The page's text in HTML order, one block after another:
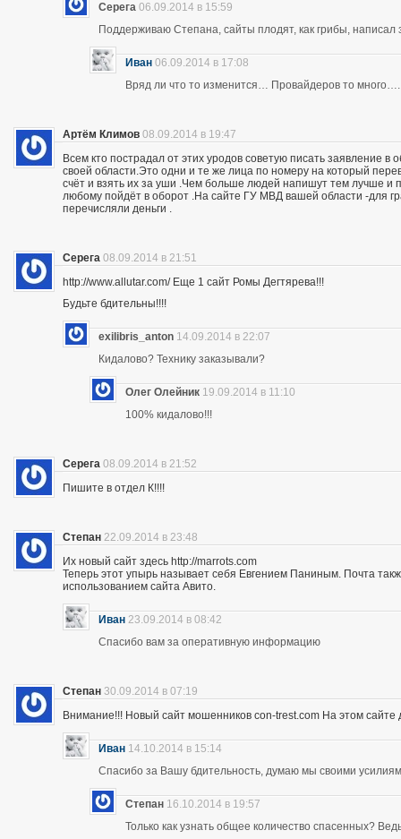
Серега 06.09.2014 в 15:59
Поддерживаю Степана, сайты плодят, как грибы,
Иван 06.09.2014 в 17:08
Вряд ли что то изменится… Провайдеров то много….
Артём Климов 08.09.2014 в 19:47
Всем кто пострадал от этих уродов советую писать заявление
своей области.Это одни и те же лица по номеру на который
счёт и взять их за уши .Чем больше людей напишут тем лучше и
любому пойдёт в оборот .На сайте ГУ МВД вашей области -для
перечисляли деньги .
Серега 08.09.2014 в 21:51
http://www.allutar.com/ Еще 1 сайт Ромы Дегтярева!!!
Будьте бдительны!!!!
exilibris_anton 14.09.2014 в 22:07
Кидалово? Технику заказывали?
Олег Олейник 19.09.2014 в 11:10
100% кидалово!!!
Серега 08.09.2014 в 21:52
Пишите в отдел К!!!!
Степан 22.09.2014 в 23:48
Их новый сайт здесь http://marrots.com
Теперь этот упырь называет себя Евгением Паниным. Почта
использованием сайта Авито.
Иван 23.09.2014 в 08:42
Спасибо вам за оперативную информацию
Степан 30.09.2014 в 07:19
Внимание!!! Новый сайт мошенников con-trest.com На этом сайте
Иван 14.10.2014 в 15:14
Спасибо за Вашу бдительность, думаю мы своими
Степан 16.10.2014 в 19:57
Только как узнать общее количество спасенных?